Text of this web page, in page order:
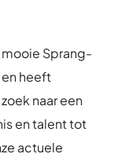
Sprang-
heeft
naar een
en talent tot
actuele